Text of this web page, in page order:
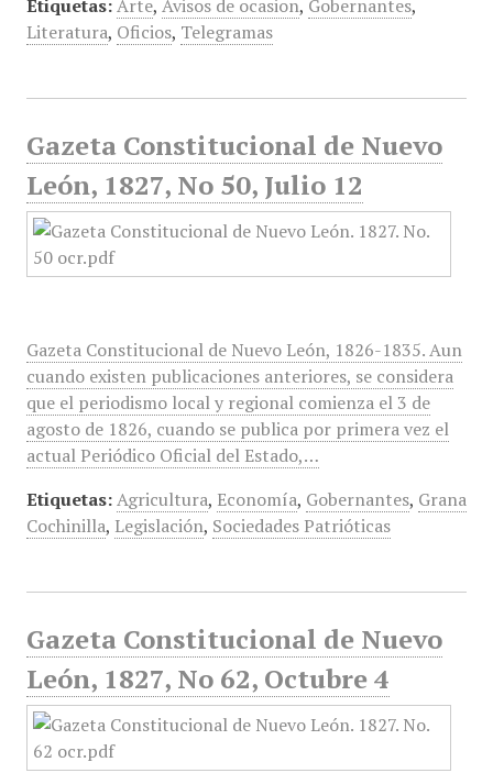
Etiquetas: Arte, Avisos de ocasion, Gobernantes,
Literatura, Oficios, Telegramas
Gazeta Constitucional de Nuevo
León, 1827, No 50, Julio 12
Gazeta Constitucional de Nuevo León, 1826-1835. Aun
cuando existen publicaciones anteriores, se considera
que el periodismo local y regional comienza el 3 de
agosto de 1826, cuando se publica por primera vez el
actual Periódico Oficial del Estado,…
Etiquetas: Agricultura, Economía, Gobernantes, Grana
Cochinilla, Legislación, Sociedades Patrióticas
Gazeta Constitucional de Nuevo
León, 1827, No 62, Octubre 4